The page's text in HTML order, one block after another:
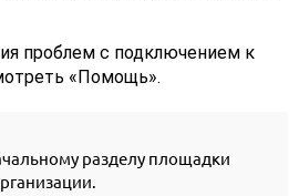
проблем с подключением к
«Помощь».
разделу площадки